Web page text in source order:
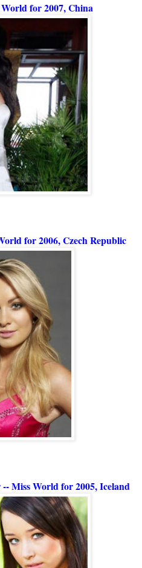
for 2007, China
for 2006, Czech Republic
Miss World for 2005, Iceland